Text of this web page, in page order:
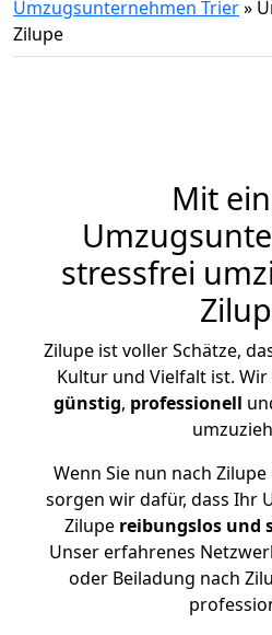
Umzugsunternehmen Trier»
Zilupe
Mit
stressfrei
Zilupe ist voller Schätze,
Kultur und Vielfalt ist.
günstig, professionell
Wenn Sie nun nach
sorgen wir dafür, dass Ihr
Zilupe reibungslos und
Unser erfahrenes
oder Beiladung nach